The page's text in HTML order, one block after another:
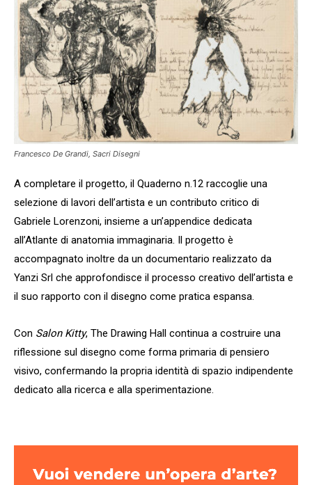
Francesco De Grandi, Sacri Disegni
A completare il progetto, il Quaderno n.12 raccoglie una
selezione di lavori dell’artista e un contributo critico di
Gabriele Lorenzoni, insieme a un’appendice dedicata
all’Atlante di anatomia immaginaria. Il progetto è
accompagnato inoltre da un documentario realizzato da
Yanzi Srl che approfondisce il processo creativo dell’artista e
il suo rapporto con il disegno come pratica espansa.
Con Salon Kitty, The Drawing Hall continua a costruire una
riflessione sul disegno come forma primaria di pensiero
visivo, confermando la propria identità di spazio indipendente
dedicato alla ricerca e alla sperimentazione.